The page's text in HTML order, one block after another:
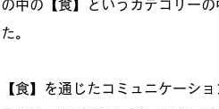
の中の【食】というカテゴリー
た。
【食】を通じたコミュニケーシ